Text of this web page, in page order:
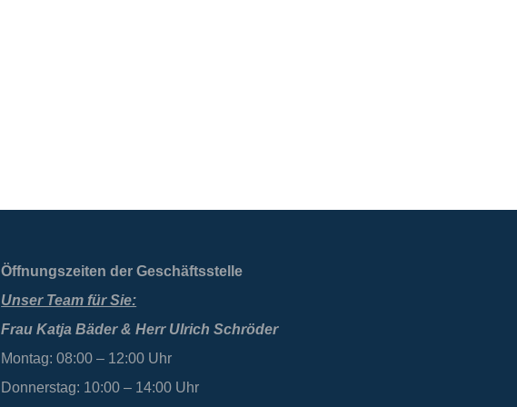
Öffnungszeiten der Geschäftsstelle
Unser Team für Sie:
Frau Katja Bäder & Herr Ulrich Schröder
Montag: 08:00 – 12:00 Uhr
Donnerstag: 10:00 – 14:00 Uhr